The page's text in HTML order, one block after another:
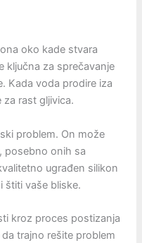
oko kade stvara
ključna za sprečavanje
Kada voda prodire iza
za rast gljivica.
problem. On može
posebno onih sa
ugrađen silikon
štiti vaše bliske.
kroz proces postizanja
trajno rešite problem